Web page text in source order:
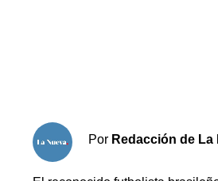
Por Redacción de La